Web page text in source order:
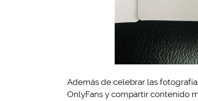
Además de celebrar las
OnlyFans y compartir contenido